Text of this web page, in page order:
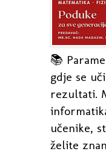
📚
gdje se
rezultati.
učenike,
želite